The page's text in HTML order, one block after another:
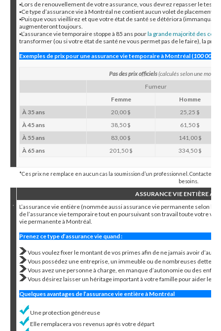
▪Lors de renouvellement de votre assurance, vous devrez repasser le test
▪Ce type d’assurance vie à Montréal ne contient aucun volet de placement
▪Puisque vous vieillirez et que votre état de santé se détériora
augmenteront toujours.
▪L’assurance vie temporaire stoppe à 85 ans pourla grande majorité des
transformer (ou si votre état de santé ne vous permet pas de le faire), la
Exemples de prix pour une assurance vie temporaire à Montréal (100 000 $)
Pas des prix officiels(calculés selon une
Fumeur
Femme
Homme
À 35 ans
20,00 $
25,25 $
À 45 ans
38,50 $
61,50 $
À 55 ans
83,00 $
141,00 $
À 65 ans
201,50 $ 334,50 $
*Ces prix ne remplace en aucun cas la soumission d’un professionnel. Contacter
besoins.
ASSURANCE VIE ENTIÈRE À
L’assurance vie entière (nommée aussi assurance vie permanente selon
de l’assurance vie temporaire tout en poursuivant son travail toute votre
vie permanente à Montréal.
Prenez ce type d’assurance vie quand :
Vous voulez fixer le montant de vos primes afin de ne jamais avoir
Vous possédez une entreprise, un immeuble ou de nombreuses dettes.
Vous avez une personne à charge, en manque d’autonomie ou des
Vous désirez laisser un héritage important à votre famille pour aider
Quelques avantages de l’assurance vie entière à Montréal
Une protection généreuse
Elle remplacera vos revenus après votre départ